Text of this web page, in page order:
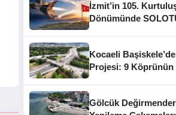
İzmit’in 105. Kurtuluş
Dönümünde
Kocaeli
Projesi: 9 Köprünün
Gölcük